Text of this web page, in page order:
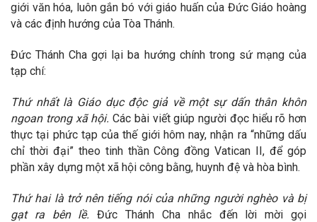
giới văn hóa, luôn gắn bó với giáo huấn của Đức Giáo hoàng
và các định hướng của Tòa Thánh.
Đức Thánh Cha gợi lại ba hướng chính trong sứ mạng của
tạp chí:
Thứ nhất là Giáo dục độc giả về một sự dấn thân khôn
ngoan trong xã hội. Các bài viết giúp người đọc hiểu rõ hơn
thực tại phức tạp của thế giới hôm nay, nhận ra “những dấu
chỉ thời đại” theo tinh thần Công đồng Vatican II, để góp
phần xây dựng một xã hội công bằng, huynh đệ và hòa bình.
Thứ hai là trở nên tiếng nói của những người nghèo và bị
gạt ra bên lề.Đức Thánh Cha nhắc đến lời mời gọi